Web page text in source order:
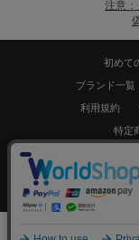
注意
初めて
ブランド一覧
利用規約
特定